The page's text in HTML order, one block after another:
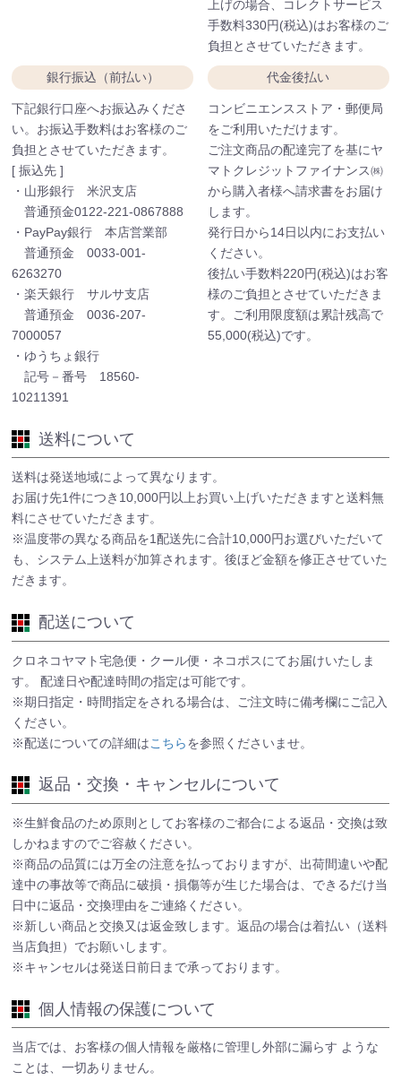
上げの場合、コレクトサービス
手数料330円(税込)はお客様のご
負担とさせていただきます。
銀行振込（前払い）
下記銀行口座へお振込みくださ
い。お振込手数料はお客様のご
負担とさせていただきます。
[ 振込先 ]
・山形銀行 米沢支店
普通預金0122-221-0867888
・PayPay銀行 本店営業部
普通預金 0033-001-
6263270
・楽天銀行 サルサ支店
普通預金 0036-207-
7000057
・ゆうちょ銀行
記号－番号 18560-
10211391
代金後払い
コンビニエンスストア・郵便局
をご利用いただけます。
ご注文商品の配達完了を基にヤ
マトクレジットファイナンス㈱
から購入者様へ請求書をお届け
します。
発行日から14日以内にお支払い
ください。
後払い手数料220円(税込)はお客
様のご負担とさせていただきま
す。ご利用限度額は累計残高で
55,000(税込)です。
送料について
送料は発送地域によって異なります。
お届け先1件につき10,000円以上お買い上げいただきますと送料無
料にさせていただきます。
※温度帯の異なる商品を1配送先に合計10,000円お選びいただいて
も、システム上送料が加算されます。後ほど金額を修正させていた
だきます。
配送について
クロネコヤマト宅急便・クール便・ネコポスにてお届けいたしま
す。 配達日や配達時間の指定は可能です。
※期日指定・時間指定をされる場合は、ご注文時に備考欄にご記入
ください。
※配送についての詳細はこちらを参照くださいませ。
返品・交換・キャンセルについて
※生鮮食品のため原則としてお客様のご都合による返品・交換は致
しかねますのでご容赦ください。
※商品の品質には万全の注意を払っておりますが、出荷間違いや配
達中の事故等で商品に破損・損傷等が生じた場合は、できるだけ当
日中に返品・交換理由をご連絡ください。
※新しい商品と交換又は返金致します。返品の場合は着払い（送料
当店負担）でお願いします。
※キャンセルは発送日前日まで承っております。
個人情報の保護について
当店では、お客様の個人情報を厳格に管理し外部に漏らす ような
ことは、一切ありません。